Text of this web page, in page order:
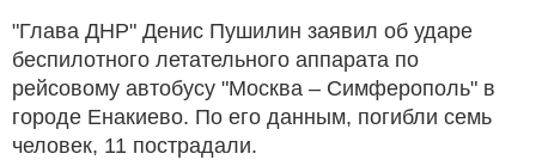
"Глава ДНР" Денис Пушилин заявил об ударе
беспилотного летательного аппарата по
рейсовому автобусу "Москва – Симферополь" в
городе Енакиево. По его данным, погибли семь
человек, 11 пострадали.